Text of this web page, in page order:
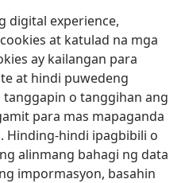
digital experience,
at katulad na mga
ay kailangan para
at hindi puwedeng
o tanggihan ang
para mas mapaganda
Hinding-hindi ipagbibili o
alinmang bahagi ng data
impormasyon, basahin